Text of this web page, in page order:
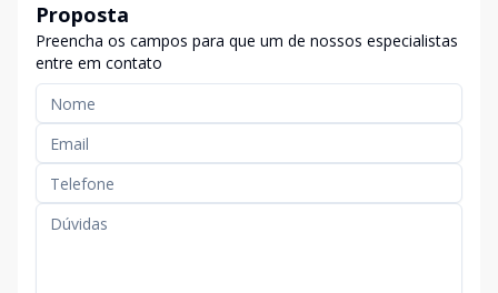
Proposta
Preencha os campos para que um de nossos especialistas
entre em contato